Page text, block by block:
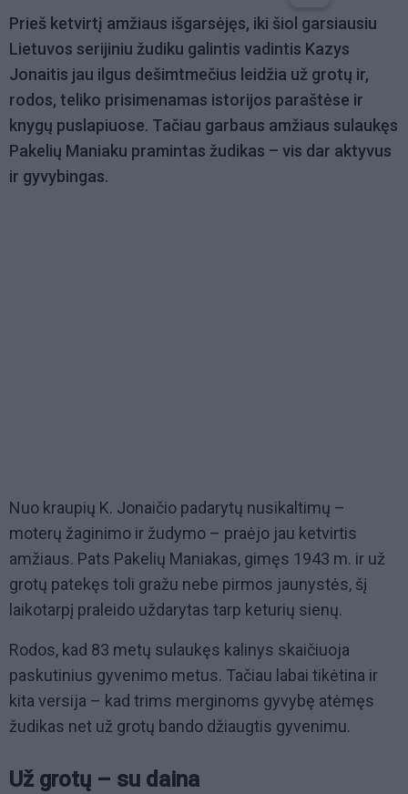
Prieš ketvirtį amžiaus išgarsėjęs, iki šiol garsiausiu
Lietuvos serijiniu žudiku galintis vadintis Kazys
Jonaitis jau ilgus dešimtmečius leidžia už grotų ir,
rodos, teliko prisimenamas istorijos paraštėse ir
knygų puslapiuose. Tačiau garbaus amžiaus sulaukęs
Pakelių Maniaku pramintas žudikas – vis dar aktyvus
ir gyvybingas.
Nuo kraupių K. Jonaičio padarytų nusikaltimų –
moterų žaginimo ir žudymo – praėjo jau ketvirtis
amžiaus. Pats Pakelių Maniakas, gimęs 1943 m. ir už
grotų patekęs toli gražu nebe pirmos jaunystės, šį
laikotarpį praleido uždarytas tarp keturių sienų.
Rodos, kad 83 metų sulaukęs kalinys skaičiuoja
paskutinius gyvenimo metus. Tačiau labai tikėtina ir
kita versija – kad trims merginoms gyvybę atėmęs
žudikas net už grotų bando džiaugtis gyvenimu.
Už grotų – su daina